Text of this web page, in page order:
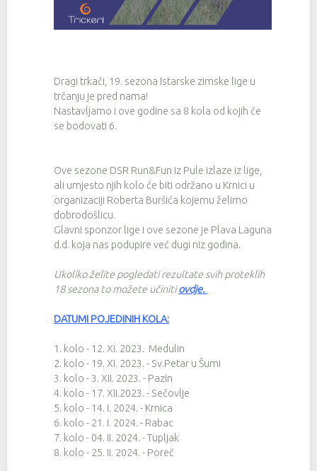
Dragi trkači, 19. sezona Istarske zimske lige u
trčanju je pred nama!
Nastavljamo i ove godine sa 8 kola od kojih će
se bodovati 6.
Ove sezone DSR Run&Fun iz Pule izlaze iz lige,
ali umjesto njih kolo će biti održano u Krnici u
organizaciji Roberta Buršića kojemu želimo
dobrodošlicu.
Glavni sponzor lige i ove sezone je Plava Laguna
d.d. koja nas podupire već dugi niz godina.
Ukoliko želite pogledati rezultate svih proteklih
18 sezona to možete učinitiovdje.
DATUMI POJEDINIH KOLA:
1. kolo - 12. XI. 2023. Medulin
2. kolo - 19. XI. 2023. - Sv.Petar u Šumi
3. kolo - 3. XII. 2023. - Pazin
4. kolo - 17. XII.2023. - Sečovlje
5. kolo - 14. I. 2024. - Krnica
6. kolo - 21. I. 2024. - Rabac
7. kolo - 04. II. 2024. - Tupljak
8. kolo - 25. II. 2024. - Poreč